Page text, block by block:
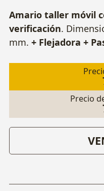
Amario taller móvil
verificación.
mm. + Flejadora +
Precio